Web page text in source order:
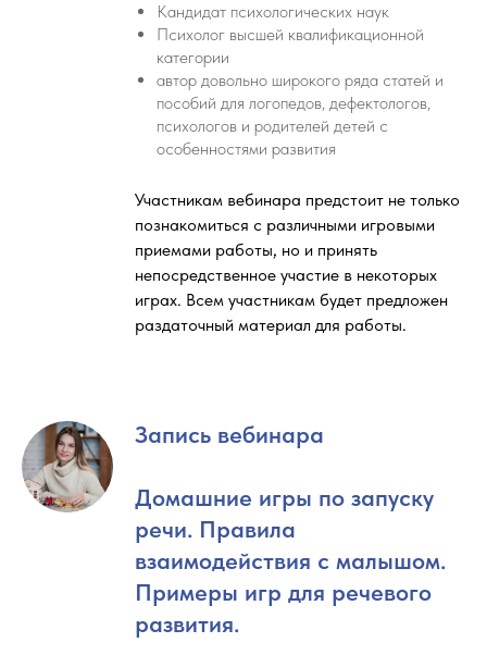
Кандидат психологических наук
Психолог высшей квалификационной
категории
автор довольно широкого ряда статей и
пособий для логопедов, дефектологов,
психологов и родителей детей с
особенностями развития
Участникам вебинара предстоит не только
познакомиться с различными игровыми
приемами работы, но и принять
непосредственное участие в некоторых
играх. Всем участникам будет предложен
раздаточный материал для работы.
Запись вебинара
Домашние игры по запуску
речи. Правила
взаимодействия с малышом.
Примеры игр для речевого
развития.